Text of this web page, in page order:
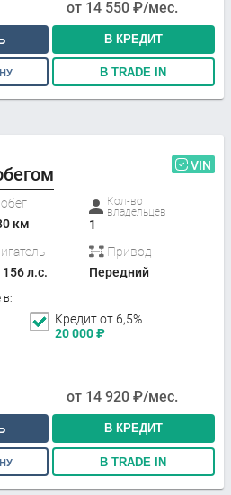
от 14 550 ₽/мес.
В КРЕДИТ
В TRADE IN
VIN
км
Кол-во
владельцев
1
л.с.
Привод
Передний
в:
Кредит от 6,5%
20 000₽
от 14 920 ₽/мес.
В КРЕДИТ
В TRADE IN